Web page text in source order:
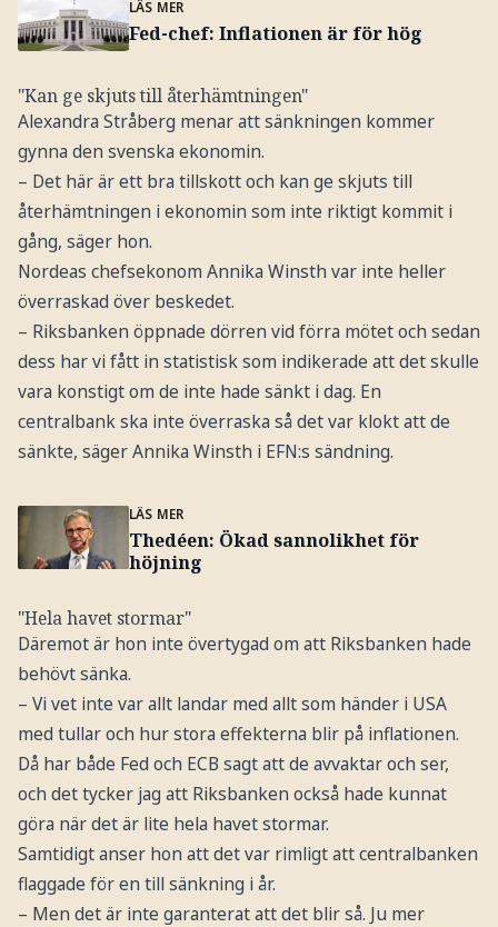
LÄS MER
Fed-chef: Inflationen är för hög
"Kan ge skjuts till återhämtningen"
Alexandra Stråberg menar att sänkningen kommer
gynna den svenska ekonomin.
– Det här är ett bra tillskott och kan ge skjuts till
återhämtningen i ekonomin som inte riktigt kommit i
gång, säger hon.
Nordeas chefsekonom Annika Winsth var inte heller
överraskad över beskedet.
– Riksbanken öppnade dörren vid förra mötet och sedan
dess har vi fått in statistisk som indikerade att det skulle
vara konstigt om de inte hade sänkt i dag. En
centralbank ska inte överraska så det var klokt att de
sänkte, säger Annika Winsth i EFN:s sändning.
LÄS MER
Thedéen: Ökad sannolikhet för
höjning
"Hela havet stormar"
Däremot är hon inte övertygad om att Riksbanken hade
behövt sänka.
– Vi vet inte var allt landar med allt som händer i USA
med tullar och hur stora effekterna blir på inflationen.
Då har både Fed och ECB sagt att de avvaktar och ser,
och det tycker jag att Riksbanken också hade kunnat
göra när det är lite hela havet stormar.
Samtidigt anser hon att det var rimligt att centralbanken
flaggade för en till sänkning i år.
– Men det är inte garanterat att det blir så. Ju mer